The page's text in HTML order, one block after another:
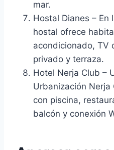
mar.
Hostal Dianes – En
hostal ofrece
acondicionado, TV
privado y terraza.
Hotel Nerja Club –
Urbanización
con piscina,
balcón y conexión